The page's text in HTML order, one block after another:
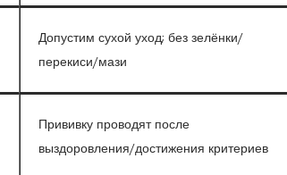
Допустим сухой уход; без зелёнки/
перекиси/мази
Прививку проводят после
выздоровления/достижения критериев